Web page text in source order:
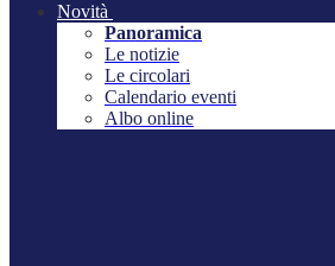
Novità
Panoramica
Le notizie
Le circolari
Calendario eventi
Albo online